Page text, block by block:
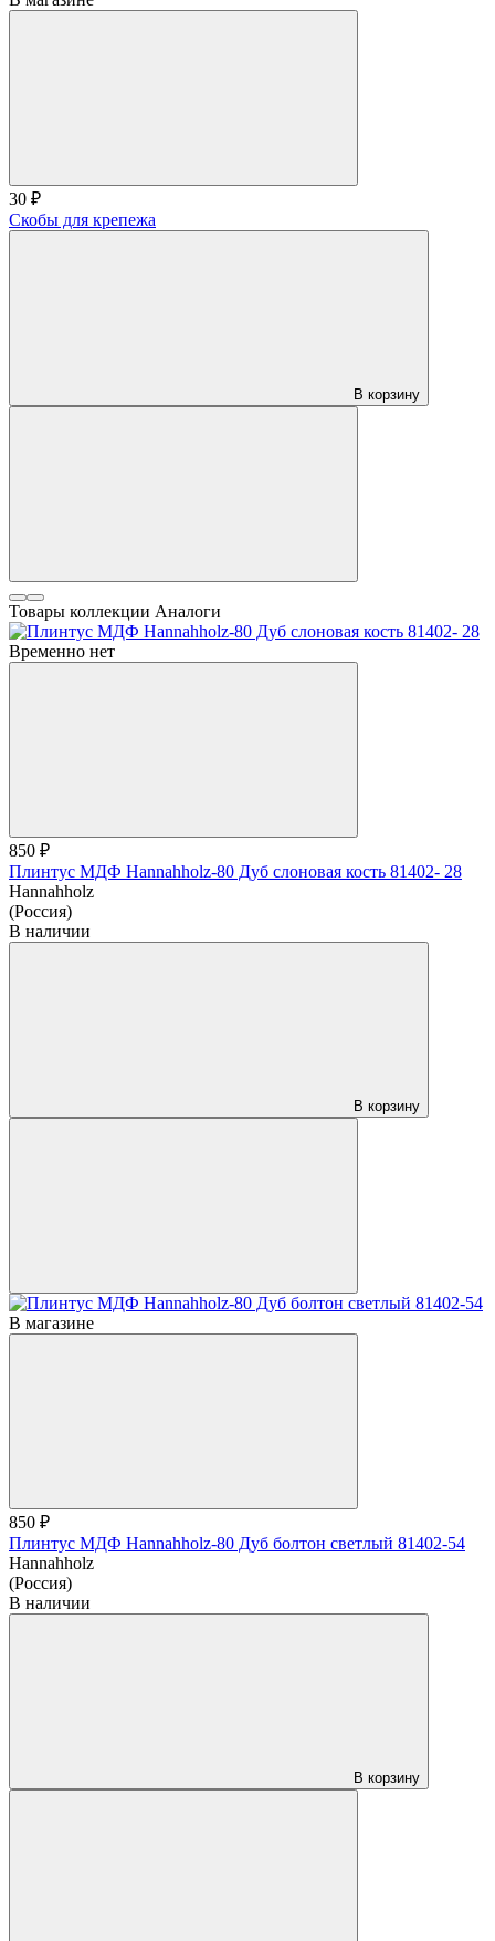
30 ₽
Скобы для крепежа
В корзину
Товары коллекции Аналоги
Временно нет
850 ₽
Плинтус МДФ Hannahholz-80 Дуб слоновая кость 81402- 28
Hannahholz
(Россия)
В наличии
В корзину
В магазине
850 ₽
Плинтус МДФ Hannahholz-80 Дуб болтон светлый 81402-54
Hannahholz
(Россия)
В наличии
В корзину